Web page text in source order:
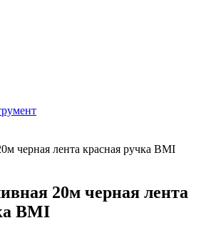
черная лента красная ручка BMI
20м черная лента
BMI